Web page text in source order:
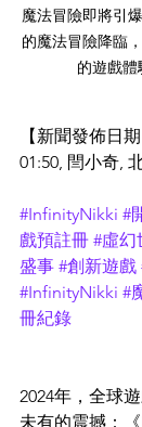
魔法冒險即將引
的魔法冒險降臨
的遊戲體
【新聞發佈日
01:50, 閆小奇,
#InfinityNikki #
戲預註冊 #虛幻
盛事 #創新遊戲
#InfinityNikki #
冊紀錄
2024年，全球
未有的震撼：